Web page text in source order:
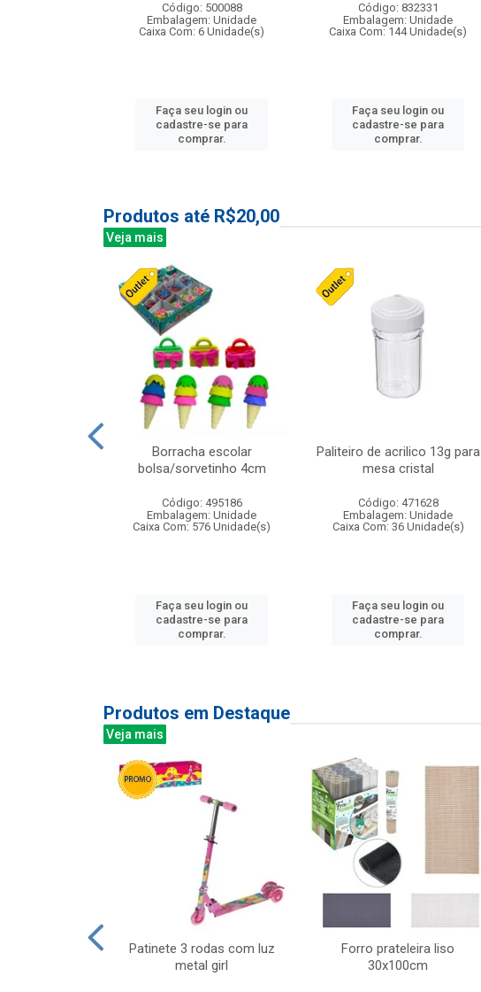
Código: 500088
Embalagem: Unidade
Caixa Com: 6 Unidade(s)
Faça seu login ou
cadastre-se para
comprar.
Código: 832331
Embalagem: Unidade
Caixa Com: 144 Unidade(s)
Faça seu login ou
cadastre-se para
comprar.
Produtos até R$20,00
Veja mais
Borracha escolar
bolsa/sorvetinho 4cm
Código: 495186
Embalagem: Unidade
Caixa Com: 576 Unidade(s)
Faça seu login ou
cadastre-se para
comprar.
Paliteiro de acrilico 13g para
mesa cristal
Código: 471628
Embalagem: Unidade
Caixa Com: 36 Unidade(s)
Faça seu login ou
cadastre-se para
comprar.
Produtos em Destaque
Veja mais
Patinete 3 rodas com luz
metal girl
Forro prateleira liso
30x100cm